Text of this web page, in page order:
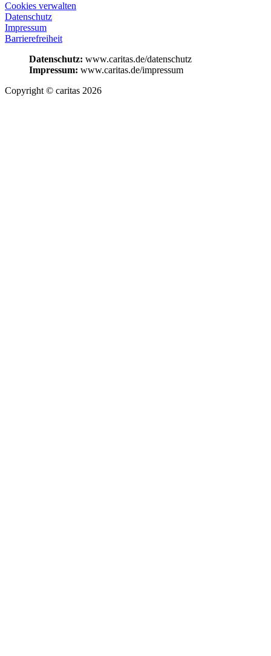
Cookies verwalten
Datenschutz
Impressum
Barrierefreiheit
Datenschutz: www.caritas.de/datenschutz
Impressum: www.caritas.de/impressum
Copyright © caritas 2026